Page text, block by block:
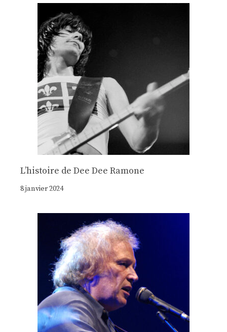
Lʼhistoire de Dee Dee Ramone
8 janvier 2024